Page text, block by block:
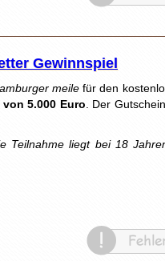
Gewinnspiel
meile für den
5.000 Euro . Der
Teilnahme liegt bei 18